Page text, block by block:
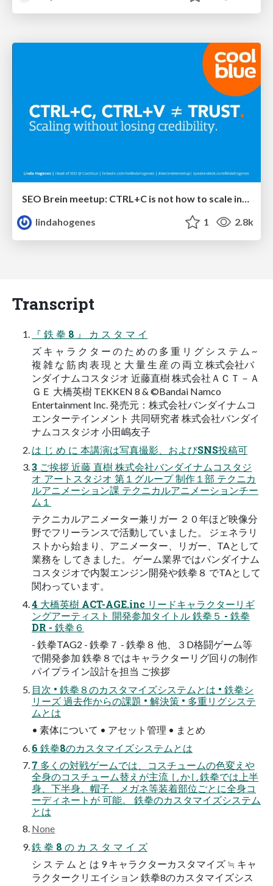
SEO Brein meetup: CTRL+C is not how to scale international SEO
lindahogenes
1 2.8k
Transcript
『 鉄 拳 8 』 カ ス タ マ イ
ズ キ ャ ラ ク タ ー の た め の 多 重 リ グ シ ス テ ム ~
複 雑 な 筋 肉 表 現 と 大 量 生 産 の 両 立 株式会社バ
ンダイナムコスタジオ 近藤直樹 株式会社ＡＣＴ－Ａ
ＧＥ 大橋英樹 TEKKEN 8 & ©Bandai Namco
Entertainment Inc. 発売元：株式会社バンダイナムコ
エンターテインメント 共同研究者 株式会社バンダイ
ナムコスタジオ 小田嶋友子
は じ め に 本講演は写真撮影、およびSNS投稿可
3 ご挨拶 近藤 直樹 株式会社バンダイナムコスタジ
オ アートスタジオ 第１グループ 制作１部 テクニカ
ルアニメーション課 テクニカルアニメーションチー
ム１
テクニカルアニメーター兼リガー ２０年ほど映像分
野でフリーランスで活動していました。 ジェネラリ
ストから始まり、アニメーター、リガー、TAとして
業務を してきました。 ゲーム業界ではバンダイナム
コスタジオで内製エンジン開発や鉄拳８ でTAとして
関わっています。
4 大橋英樹 ACT-AGE.inc リードキャラクターリギ
ングアーティスト 開発参加タイトル 鉄拳５ - 鉄拳
DR - 鉄拳６
- 鉄拳TAG2 - 鉄拳７ - 鉄拳８ 他、３D格闘ゲーム等
で開発参加 鉄拳８ではキャラクターリグ回りの制作
パイプライン設計を担当 ご挨拶
目次 • 鉄拳８のカスタマイズシステムとは • 鉄拳シ
リーズ 過去作からの課題 • 解決策 • 多重リグシステ
ムとは
• 素体について • アセット管理 • まとめ
6 鉄拳8のカスタマイズシステムとは
7 多くの対戦ゲームでは、コスチュームの色変えや
全身のコスチューム替えが主流 しかし鉄拳では上半
身、下半身、帽子、メガネ等装着部位ごとに全身コ
ーディネートが 可能。 鉄拳のカスタマイズシステム
とは
None
鉄 拳 8 の カ ス タ マ イ ズ
シ ス テ ム と は 9 キャラクターカスタマイズ ≒ キャ
ラクタークリエイション 鉄拳8のカスタマイズシス